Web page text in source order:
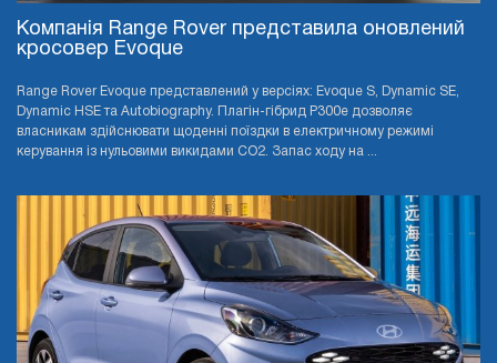
Компанія Range Rover представила оновлений
кросовер Evoque
Range Rover Evoque представлений у версіях: Evoque S, Dynamic SE,
Dynamic HSE та Autobiography. Плагін-гібрид P300e дозволяє
власникам здійснювати щоденні поїздки в електричному режимі
керування із нульовими викидами CO2. Запас ходу на ...